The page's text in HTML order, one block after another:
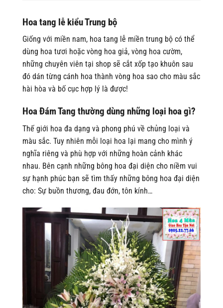
Hoa tang lễ kiểu Trung bộ
Giống với miền nam, hoa tang lễ miền trung bộ có thể
dùng hoa tươi hoặc vòng hoa giả, vòng hoa cườm,
những chuyên viên tại shop sẽ cắt xốp tạo khuôn sau
đó dán từng cánh hoa thành vòng hoa sao cho màu sắc
hài hòa và bố cục hợp lý là được!
Hoa Đám Tang thường dùng những loại hoa gì?
Thế giới hoa đa dạng và phong phú về chủng loại và
màu sắc. Tuy nhiên mỗi loại hoa lại mang cho mình ý
nghĩa riêng và phù hợp với những hoàn cảnh khác
nhau. Bên cạnh những bông hoa đại diện cho niềm vui
sự hạnh phúc bạn sẽ tìm thấy những bông hoa đại diện
cho: Sự buồn thương, đau đớn, tôn kính…